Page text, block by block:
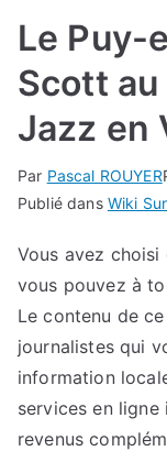
Le Puy-
Scott
Jazz en
Par Pascal ROUYER
Publié dans Wiki
Vous avez
vous pouvez à
Le contenu de
journalistes qui
information
services en ligne
revenus